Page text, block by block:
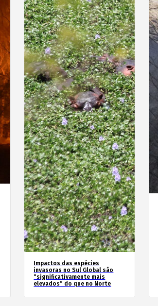
Impactos das espécies
invasoras no Sul Global são
“significativamente mais
elevados” do que no Norte